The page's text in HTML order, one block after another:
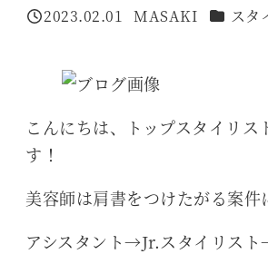
投稿日
2023.02.01
著
MASAKI カテゴ
スタ
こんにちは、トップスタイリ
す！
美容師は肩書をつけたがる案件
アシスタント→Jr.スタイリスト